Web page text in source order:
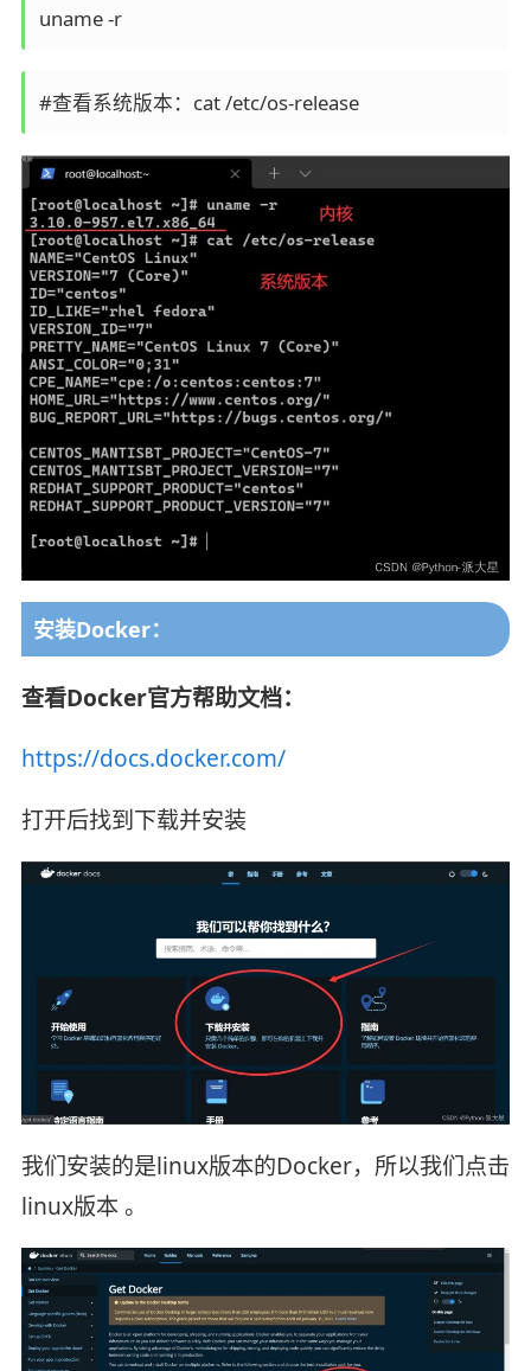
uname -r
#查看系统版本：cat /etc/os-release
安装Docker：
查看Docker官方帮助文档：
https://docs.docker.com/
打开后找到下载并安装
我们安装的是linux版本的Docker，所以我们点击
linux版本 。